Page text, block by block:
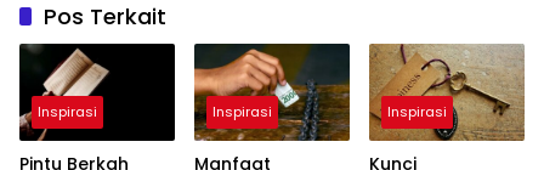
Pos Terkait
Inspirasi
Pintu Berkah
Inspirasi
Manfaat
Inspirasi
Kunci